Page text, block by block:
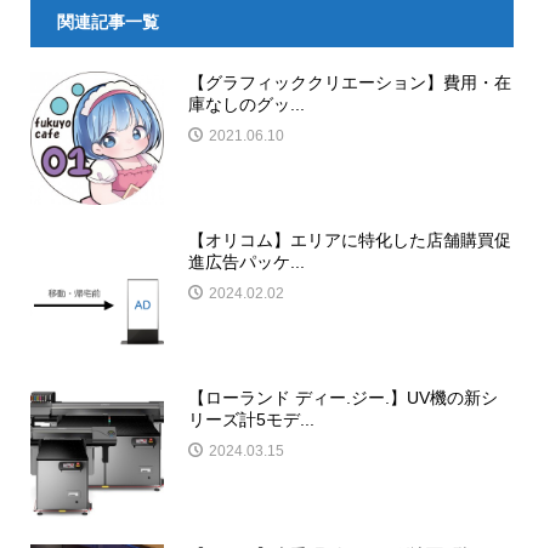
関連記事一覧
【グラフィッククリエーション】費用・在
庫なしのグッ...
2021.06.10
【オリコム】エリアに特化した店舗購買促
進広告パッケ...
2024.02.02
【ローランド ディー.ジー.】UV機の新シ
リーズ計5モデ...
2024.03.15